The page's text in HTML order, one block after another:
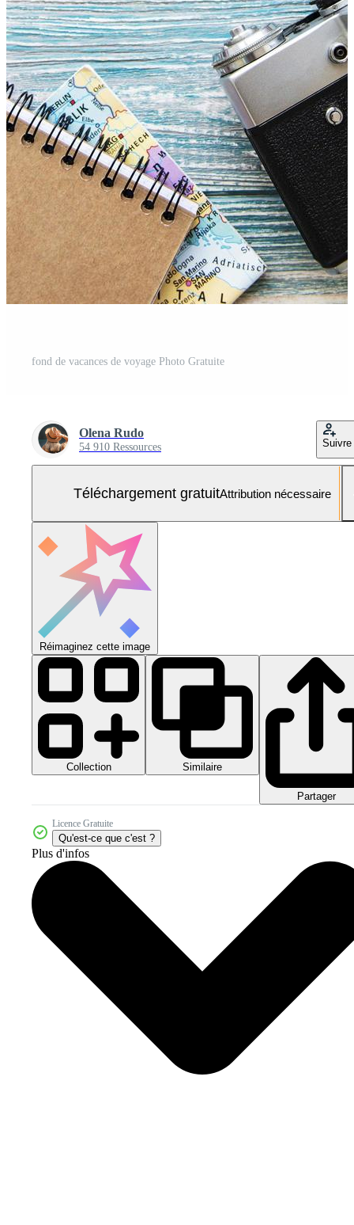
fond de vacances de voyage Photo Gratuite
Olena Rudo
54 910 Ressources Suivre
Téléchargement gratuitAttribution nécessaire
Réimaginez cette image
Collection Similaire
Partager
Licence Gratuite
Qu'est-ce que c'est ?
Plus d'infos